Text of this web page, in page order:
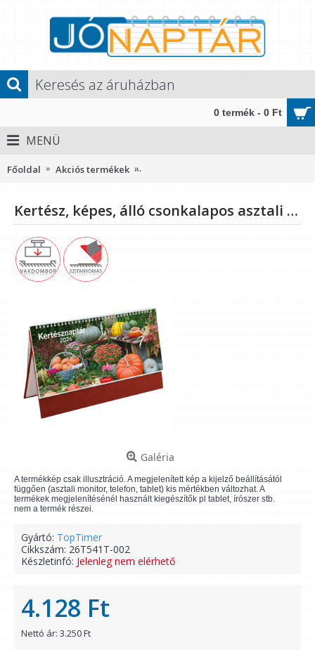
0 termék - 0 Ft
MENÜ
Főoldal Akciós termékek
Kertész, képes, álló csonkalapos asztali naptár T054, Bordó
Galéria
A termékkép csak illusztráció. A megjelenített kép a kijelző beállításától
függően (asztali monitor, telefon, tablet) kis mértékben változhat. A
termékek megjelenítésénél használt kiegészítők pl tablet, írószer stb.
nem a termék részei.
Gyártó: TopTimer
Cikkszám: 26T541T-002
Készletinfó: Jelenleg nem elérhető
4.128 Ft
Nettó ár: 3.250 Ft